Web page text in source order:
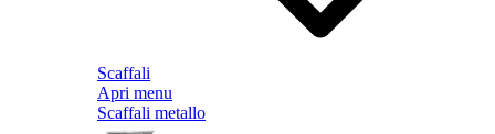
Scaffali
Apri menu
Scaffali metallo